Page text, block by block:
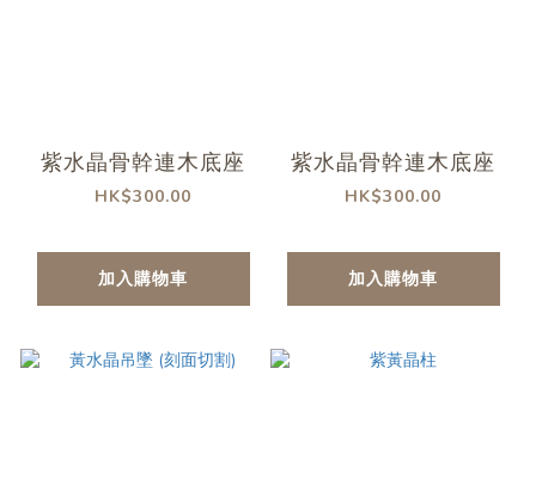
紫水晶骨幹連木底座
HK$300.00
加入購物車
紫水晶骨幹連木底座
HK$300.00
加入購物車